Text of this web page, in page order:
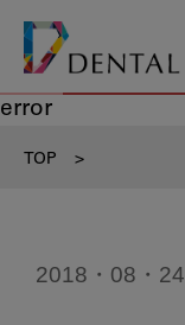
error
TOP >
2018・08・24